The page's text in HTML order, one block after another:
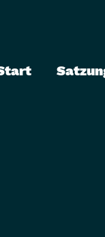
Fenster)
ein neues Fenster)